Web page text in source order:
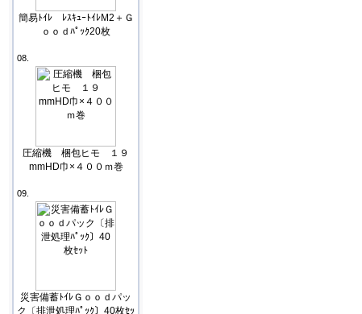
簡易ﾄｲﾚ ﾚｽｷｭｰﾄｲﾚM2＋Ｇ
ｏｏｄﾊﾟｯｸ20枚
08.
圧縮機 梱包ヒモ １９
mmHD巾×４００ｍ巻
09.
災害備蓄ﾄｲﾚＧｏｏｄパッ
ク〔排泄処理ﾊﾟｯｸ〕40枚ｾｯ